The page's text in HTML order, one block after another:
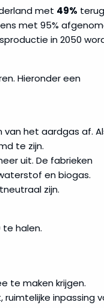
met 49%
met 95%
in 2050
Hieronder een
van het aardgas af.
te zijn.
uit. De fabrieken
en biogas.
zijn.
halen.
te maken krijgen.
inpassing